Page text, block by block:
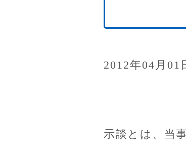
2012年04月01
示談とは、当